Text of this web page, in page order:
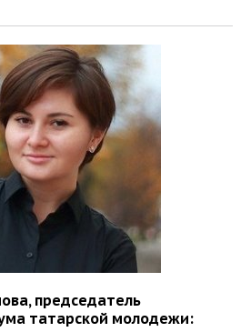
председатель
татарской молодежи: